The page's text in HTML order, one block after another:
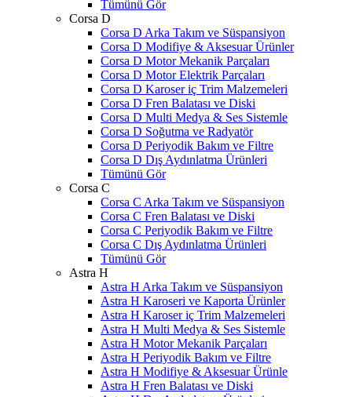
Tümünü Gör
Corsa D
Corsa D Arka Takım ve Süspansiyon
Corsa D Modifiye & Aksesuar Ürünler
Corsa D Motor Mekanik Parçaları
Corsa D Motor Elektrik Parçaları
Corsa D Karoser iç Trim Malzemeleri
Corsa D Fren Balatası ve Diski
Corsa D Multi Medya & Ses Sistemle
Corsa D Soğutma ve Radyatör
Corsa D Periyodik Bakım ve Filtre
Corsa D Dış Aydınlatma Ürünleri
Tümünü Gör
Corsa C
Corsa C Arka Takım ve Süspansiyon
Corsa C Fren Balatası ve Diski
Corsa C Periyodik Bakım ve Filtre
Corsa C Dış Aydınlatma Ürünleri
Tümünü Gör
Astra H
Astra H Arka Takım ve Süspansiyon
Astra H Karoseri ve Kaporta Ürünler
Astra H Karoser iç Trim Malzemeleri
Astra H Multi Medya & Ses Sistemle
Astra H Motor Mekanik Parçaları
Astra H Periyodik Bakım ve Filtre
Astra H Modifiye & Aksesuar Ürünle
Astra H Fren Balatası ve Diski